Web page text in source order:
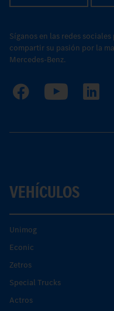
Síganos en las redes
compartir su pasión por la
Mercedes-Benz.
VEHÍCULOS
Unimog
Econic
Zetros
Special Trucks
Actros